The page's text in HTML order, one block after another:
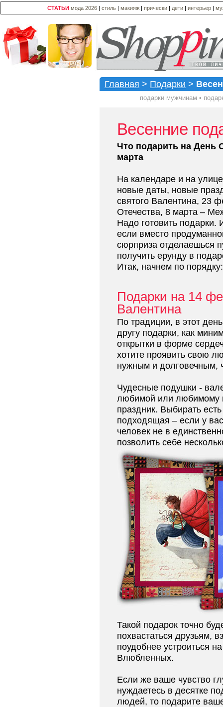
СТАТЬИ мода 2026 | стиль | макияж | прически | дети | интерьер |
Главная > Подарки >
подарки мужчинам •
Весенние
Что подарить на День
марта
На календаре и на
новые даты, новые
святого Валентина, 23
Отечества, 8 марта –
Надо готовить подарки.
если вместо
сюрприза отделаешься
получить ерунду в
Итак, начнем по порядку:
Подарки на 14
Валентина
По традиции, в этот
другу подарки, как
открытки в форме
хотите проявить свою
нужным и долговечным,
Чудесные подушки -
любимой или любимому
праздник. Выбирать
подходящая – если у
человек не в
позволить себе
Такой подарок точно
похвастаться друзьям,
поудобнее устроиться
Влюбленных.
Если же ваше чувство
нуждаетесь в десятке
людей, то подарите